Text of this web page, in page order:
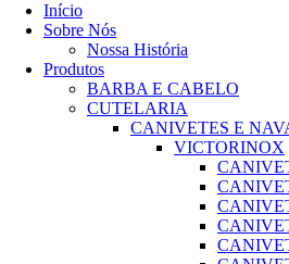
Início
Sobre Nós
Nossa História
Produtos
BARBA E CABELO
CUTELARIA
CANIVETES E
VICTORINOX